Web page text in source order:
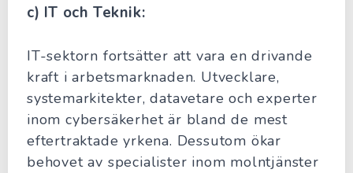
c) IT och Teknik:
IT-sektorn fortsätter att vara en drivande
kraft i arbetsmarknaden. Utvecklare,
systemarkitekter, datavetare och experter
inom cybersäkerhet är bland de mest
eftertraktade yrkena. Dessutom ökar
behovet av specialister inom molntjänster